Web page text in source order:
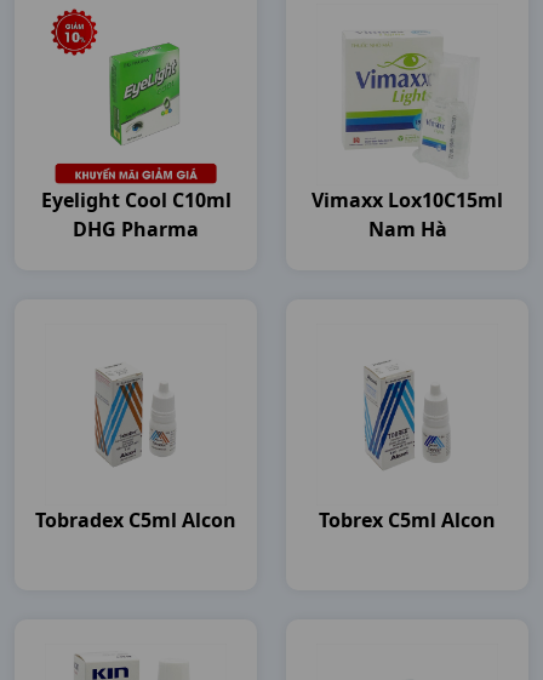
Eyelight Cool C10ml
DHG Pharma
Vimaxx Lox10C15ml
Nam Hà
Tobradex C5ml Alcon Tobrex C5ml Alcon